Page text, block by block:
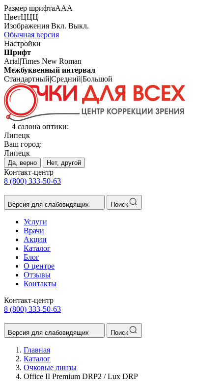
Размер шрифтаААА
ЦветЦЦЦ
Изображения Вкл. Выкл.
Обычная версия
Настройки
Шрифт
Arial|Times New Roman
Межбуквенный интервал
Стандартный|Средний|Большой
4 салона оптики:
Липецк
Ваш город:
Липецк
Да, верно Нет, другой
Контакт-центр
8 (800) 333-50-63
Версия для слабовидящих Поиск
Услуги
Врачи
Акции
Каталог
Блог
О центре
Отзывы
Контакты
Контакт-центр
8 (800) 333-50-63
Версия для слабовидящих Поиск
Главная
Каталог
Очковые линзы
Office II Premium DRP2 / Lux DRP